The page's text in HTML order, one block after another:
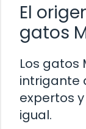
El
gatos
Los gatos
intrigante
expertos
igual.